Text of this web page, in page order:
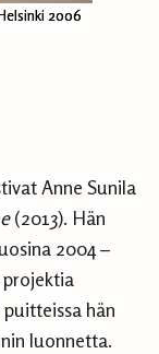
2006
Anne Sunila
(2013). Hän
2004 –
hän
luonnetta.